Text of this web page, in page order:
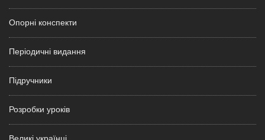
Опорні конспекти
Періодичні видання
Підручники
Розробки уроків
Великі українці